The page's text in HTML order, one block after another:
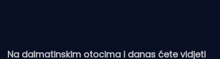
Na dalmatinskim otocima i danas ćete vidjeti